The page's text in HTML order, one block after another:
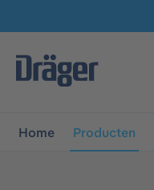
Home Producten